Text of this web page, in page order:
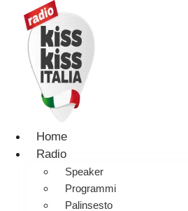
Home
Radio
Speaker
Programmi
Palinsesto